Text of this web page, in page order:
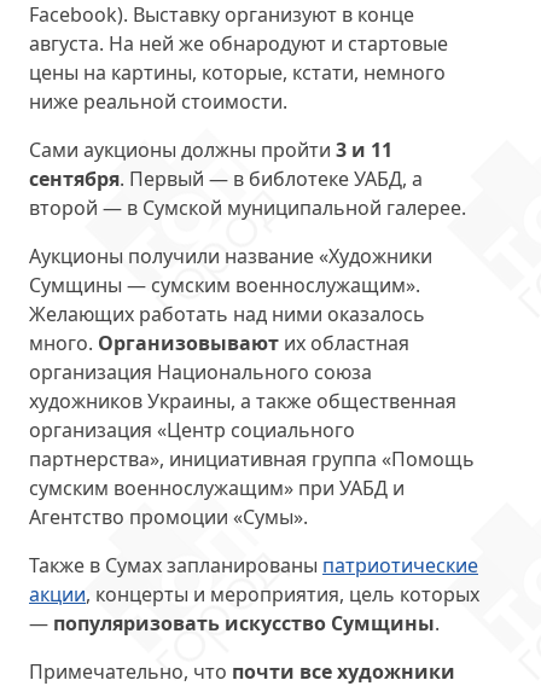
Facebook). Выставку организуют в конце
августа. На ней же обнародуют и стартовые
цены на картины, которые, кстати, немного
ниже реальной стоимости.
Сами аукционы должны пройти 3 и 11
сентября. Первый — в библотеке УАБД, а
второй — в Сумской муниципальной галерее.
Аукционы получили название «Художники
Сумщины — сумским военнослужащим».
Желающих работать над ними оказалось
много. Организовывают их областная
организация Национального союза
художников Украины, а также общественная
организация «Центр социального
партнерства», инициативная группа «Помощь
сумским военнослужащим» при УАБД и
Агентство промоции «Сумы».
Также в Сумах запланированы патриотические
акции, концерты и мероприятия, цель которых
— популяризовать искусство Сумщины.
Примечательно, что почти все художники